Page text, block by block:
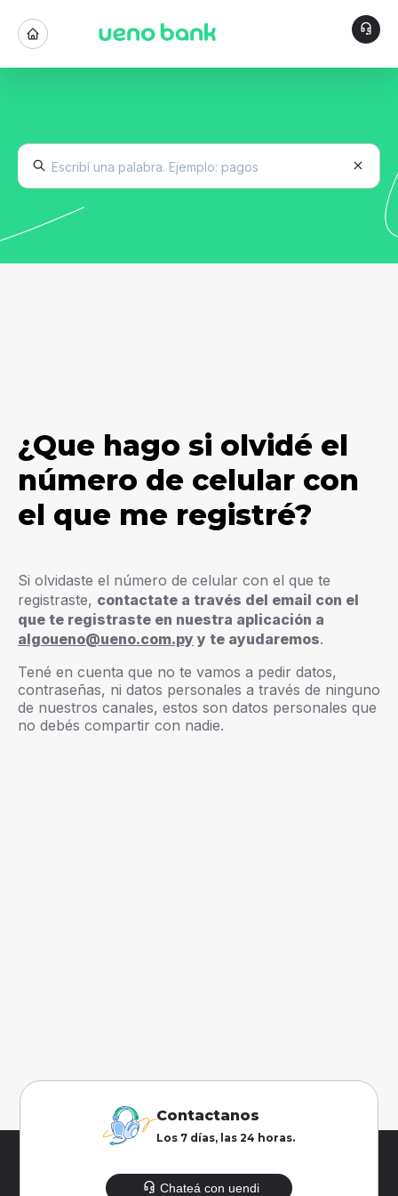
¿Que hago si olvidé el
número de celular con
el que me registré?
Si olvidaste el número de celular con el que te
registraste, contactate a través del email con el
que te registraste en nuestra aplicación a
algoueno@ueno.com.py y te ayudaremos.
Tené en cuenta que no te vamos a pedir datos,
contraseñas, ni datos personales a través de ninguno
de nuestros canales, estos son datos personales que
no debés compartir con nadie.
Contactanos
Los 7 días, las 24 horas.
Chateá con uendi